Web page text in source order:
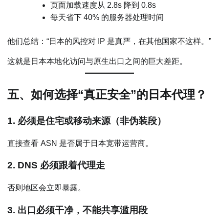
页面加载速度从 2.8s 降到 0.8s
每天省下 40% 的服务器处理时间
他们总结：“日本的风控对 IP 是真严，在其他国家不这样。”
这就是日本本地化访问与原生出口之间的巨大差距。
五、如何选择“真正安全”的日本代理？
1. 必须是住宅或移动来源（非伪装段）
直接查看 ASN 是否属于日本宽带运营商。
2. DNS 必须跟着代理走
否则地区会立即暴露。
3. 出口必须干净，不能共享滥用段